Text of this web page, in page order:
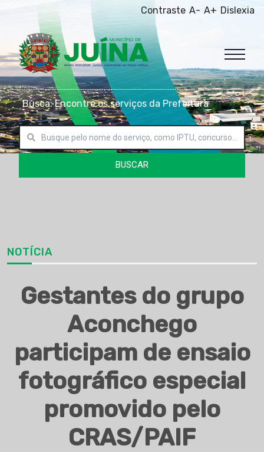
Contraste A- A+ Dislexia
Busca: Encontre os serviços da Prefeitura
BUSCAR
NOTÍCIA
Gestantes do grupo
Aconchego
participam de ensaio
fotográfico especial
promovido pelo
CRAS/PAIF